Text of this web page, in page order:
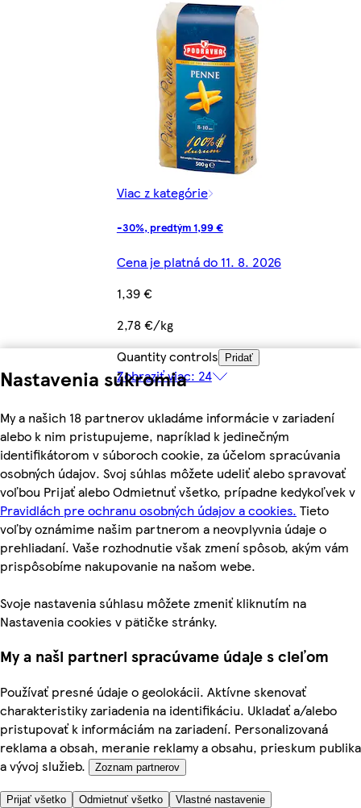
Nastavenia súkromia
My a našich 18 partnerov ukladáme informácie v zariadení
alebo k nim pristupujeme, napríklad k jedinečným
identifikátorom v súboroch cookie, za účelom spracúvania
osobných údajov. Svoj súhlas môžete udeliť alebo spravovať
voľbou Prijať alebo Odmietnuť všetko, prípadne kedykoľvek v
Pravidlách pre ochranu osobných údajov a cookies. Tieto
voľby oznámime našim partnerom a neovplyvnia údaje o
prehliadaní. Vaše rozhodnutie však zmení spôsob, akým vám
prispôsobíme nakupovanie na našom webe.
Svoje nastavenia súhlasu môžete zmeniť kliknutím na
Nastavenia cookies v pätičke stránky.
My a naši partneri spracúvame údaje s cieľom
Používať presné údaje o geolokácii. Aktívne skenovať
charakteristiky zariadenia na identifikáciu. Ukladať a/alebo
pristupovať k informáciám na zariadení. Personalizovaná
reklama a obsah, meranie reklamy a obsahu, prieskum publika
a vývoj služieb.
Zoznam partnerov
Prijať všetko Odmietnuť všetko Vlastné nastavenie
Viac z kategórie
-30%, predtým 1,99 €
Cena je platná do 11. 8. 2026
1,39 €
2,78 €/kg
Quantity controls
Pridať
Zobraziť viac: 24